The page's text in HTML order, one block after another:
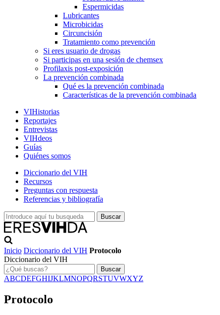
Espermicidas
Lubricantes
Microbicidas
Circuncisión
Tratamiento como prevención
Si eres usuario de drogas
Si participas en una sesión de chemsex
Profilaxis post-exposición
La prevención combinada
Qué es la prevención combinada
Características de la prevención combinada
VIHistorias
Reportajes
Entrevistas
VIHdeos
Guías
Quiénes somos
Diccionario del VIH
Recursos
Preguntas con respuesta
Referencias y bibliografía
Inicio Diccionario del VIH Protocolo
Diccionario del VIH
Buscar
ABCDEFGHIJKLMNOPQRSTUVWXYZ
Protocolo